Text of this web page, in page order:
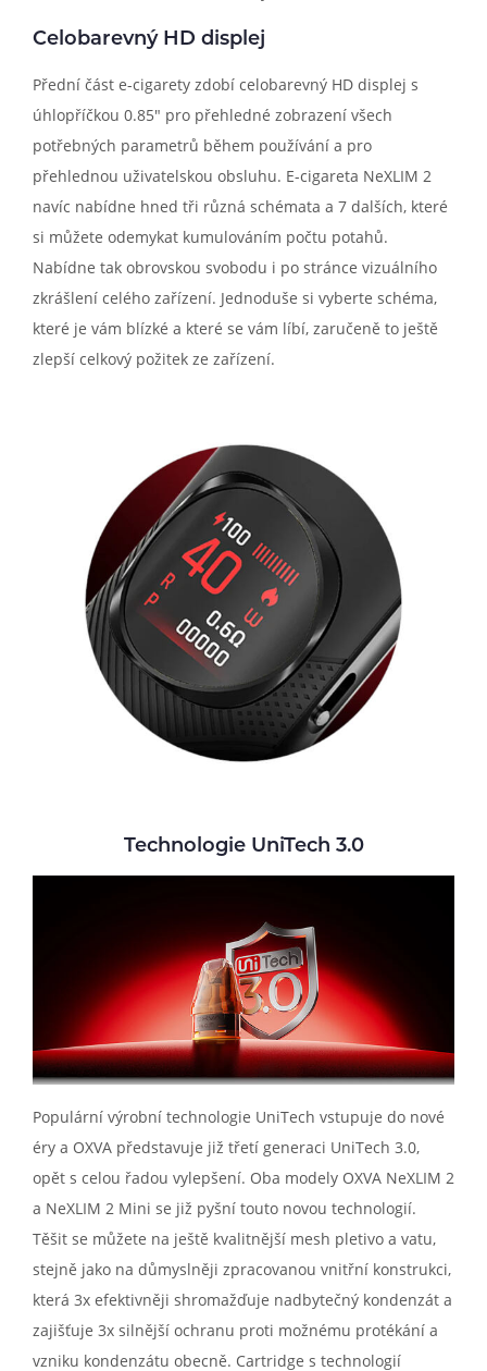
Celobarevný HD displej
Přední část e-cigarety zdobí celobarevný HD displej s
úhlopříčkou 0.85" pro přehledné zobrazení všech
potřebných parametrů během používání a pro
přehlednou uživatelskou obsluhu. E-cigareta NeXLIM 2
navíc nabídne hned tři různá schémata a 7 dalších, které
si můžete odemykat kumulováním počtu potahů.
Nabídne tak obrovskou svobodu i po stránce vizuálního
zkrášlení celého zařízení. Jednoduše si vyberte schéma,
které je vám blízké a které se vám líbí, zaručeně to ještě
zlepší celkový požitek ze zařízení.
Technologie UniTech 3.0
Populární výrobní technologie UniTech vstupuje do nové
éry a OXVA představuje již třetí generaci UniTech 3.0,
opět s celou řadou vylepšení. Oba modely OXVA NeXLIM 2
a NeXLIM 2 Mini se již pyšní touto novou technologií.
Těšit se můžete na ještě kvalitnější mesh pletivo a vatu,
stejně jako na důmyslněji zpracovanou vnitřní konstrukci,
která 3x efektivněji shromažďuje nadbytečný kondenzát a
zajišťuje 3x silnější ochranu proti možnému protékání a
vzniku kondenzátu obecně. Cartridge s technologií